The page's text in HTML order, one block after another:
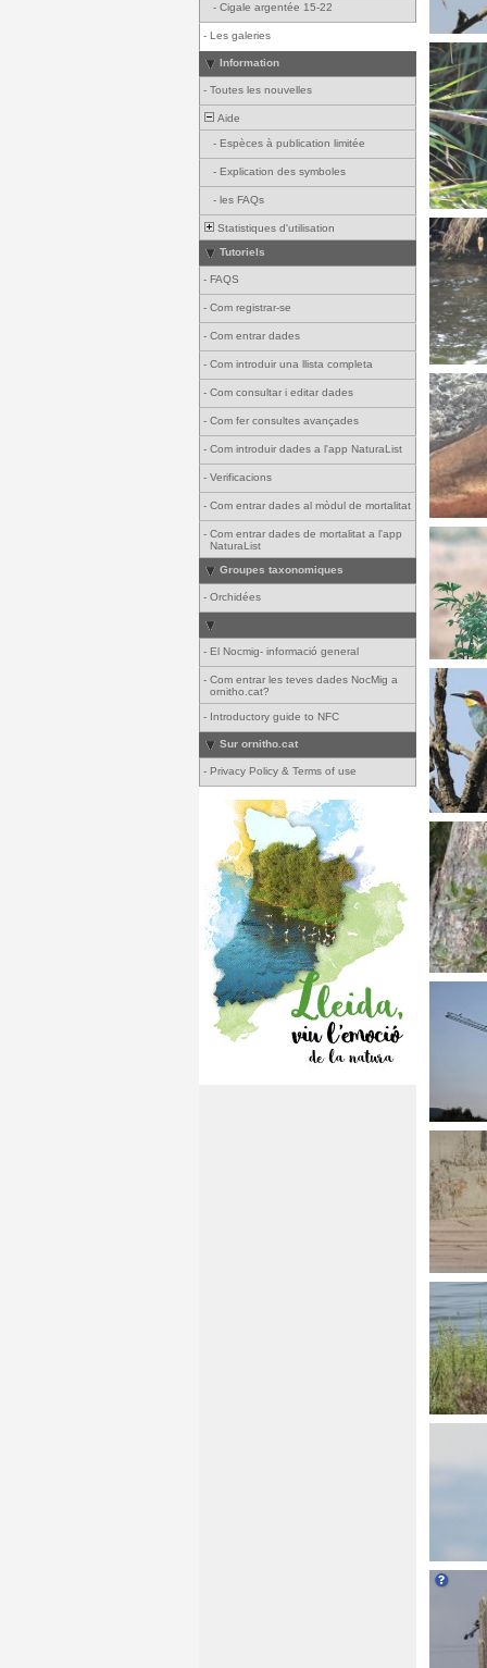
- Cigale argentée 15-22
- Les galeries
Information
- Toutes les nouvelles
Aide
- Espèces à publication limitée
- Explication des symboles
- les FAQs
Statistiques d'utilisation
Tutoriels
- FAQS
- Com registrar-se
- Com entrar dades
- Com introduir una llista completa
- Com consultar i editar dades
- Com fer consultes avançades
- Com introduir dades a l'app NaturaList
- Verificacions
- Com entrar dades al mòdul de mortalitat
- Com entrar dades de mortalitat a l'app
NaturaList
Groupes taxonomiques
- Orchidées
- El Nocmig- informació general
- Com entrar les teves dades NocMig a
ornitho.cat?
- Introductory guide to NFC
Sur ornitho.cat
- Privacy Policy & Terms of use